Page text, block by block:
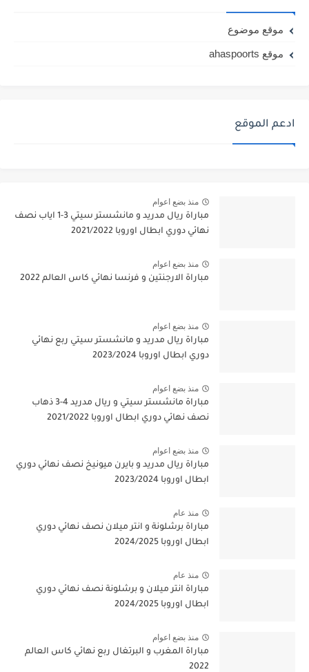
موقع موضوع
موقع ahaspoorts
ادعم الموقع
منذ بضع اعوام
مباراة ريال مدريد و مانشستر سيتي 3-1 اياب نصف
نهائي دوري ابطال اوروبا 2021/2022
منذ بضع اعوام
مباراة الارجنتين و فرنسا نهائي كاس العالم 2022
منذ بضع اعوام
مباراة ريال مدريد و مانشستر سيتي ربع نهائي
دوري ابطال اوروبا 2023/2024
منذ بضع اعوام
مباراة مانشستر سيتي و ريال مدريد 4-3 ذهاب
نصف نهائي دوري ابطال اوروبا 2021/2022
منذ بضع اعوام
مباراة ريال مدريد و بايرن ميونيخ نصف نهائي دوري
ابطال اوروبا 2023/2024
منذ عام
مباراة برشلونة و انتر ميلان نصف نهائي دوري
ابطال اوروبا 2024/2025
منذ عام
مباراة انتر ميلان و برشلونة نصف نهائي دوري
ابطال اوروبا 2024/2025
منذ بضع اعوام
مباراة المغرب و البرتغال ربع نهائي كاس العالم
2022